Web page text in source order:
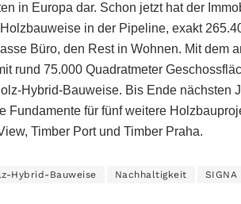
in Europa dar. Schon jetzt hat der
in der Pipeline, exakt
Büro, den Rest in Wohnen. Mit dem
rund 75.000 Quadratmeter
Hybrid-Bauweise. Bis Ende nächsten
Fundamente für fünf weitere
Timber Port und Timber Praha.
Hybrid-Bauweise Nachhaltigkeit SIGNA